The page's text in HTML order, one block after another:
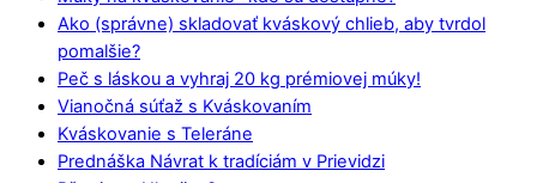
Ako (správne) skladovať kváskový chlieb, aby tvrdol
pomalšie?
Peč s láskou a vyhraj 20 kg prémiovej múky!
Vianočná súťaž s Kváskovaním
Kváskovanie s Teleráne
Prednáška Návrat k tradíciám v Prievidzi